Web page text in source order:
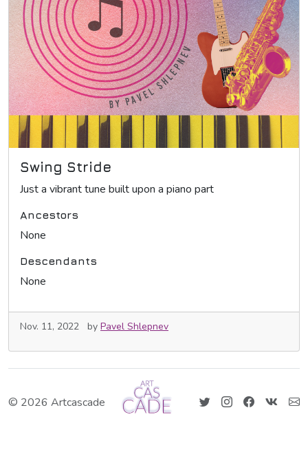
Swing Stride
Just a vibrant tune built upon a piano part
Ancestors
None
Descendants
None
Nov. 11, 2022 by Pavel Shlepnev
© 2026 Artcascade